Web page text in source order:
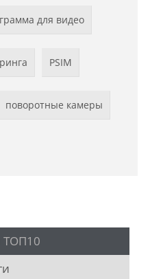
для видео
PSIM
поворотные камеры
ТОП10